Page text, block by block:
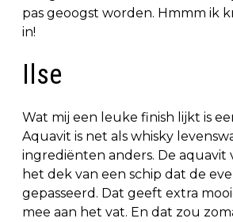
pas geoogst worden. Hmmm ik
in!
Ilse
Wat mij een leuke finish lijkt is
Aquavit is net als whisky
ingrediënten anders. De aquavit
het dek van een schip dat de
gepasseerd. Dat geeft extra
mee aan het vat. En dat zou